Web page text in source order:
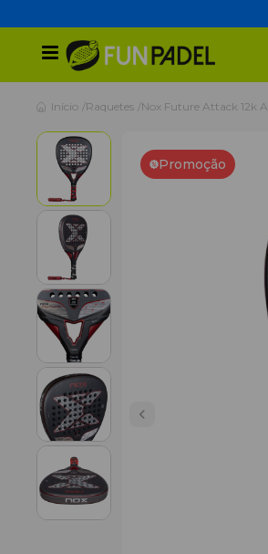
Início Raquetes Nox Future Attack 12k
Promoção